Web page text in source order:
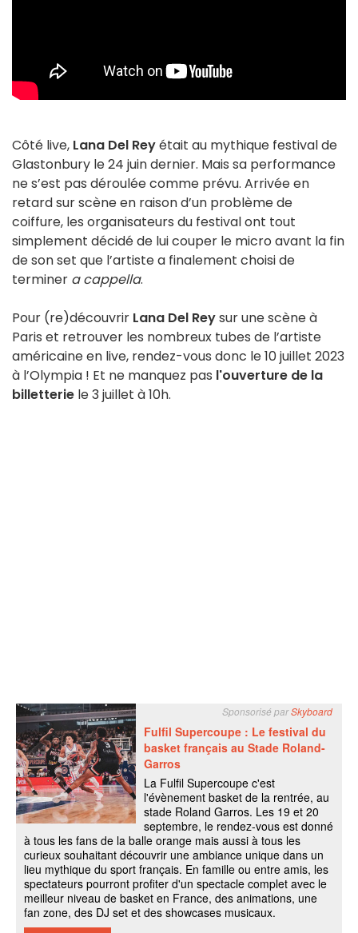
Côté live, Lana Del Reyétait au mythique festival de
Glastonbury le 24 juin dernier. Mais sa performance
ne s’est pas déroulée comme prévu. Arrivée en
retard sur scène en raison d’un problème de
coiffure, les organisateurs du festival ont tout
simplement décidé de lui couper le micro avant la fin
de son set que l’artiste a finalement choisi de
terminer a cappella.
Pour (re)découvrir Lana Del Reysur une scène à
Paris et retrouver les nombreux tubes de l’artiste
américaine en live, rendez-vous donc le 10 juillet 2023
à l’Olympia ! Et ne manquez pas l'ouverture de la
billetterie le 3 juillet à 10h.